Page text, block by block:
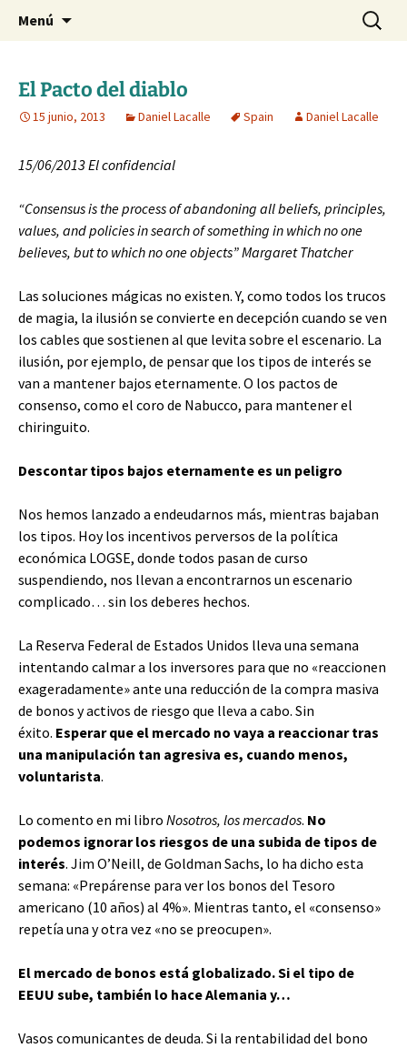
dlacalle.com
Blog de Daniel Lacalle
Menú Buscar:
El Pacto del diablo
15 junio, 2013 Daniel Lacalle Spain Daniel Lacalle
15/06/2013 El confidencial
“Consensus is the process of abandoning all beliefs, principles,
values, and policies in search of something in which no one
believes, but to which no one objects” Margaret Thatcher
Las soluciones mágicas no existen. Y, como todos los trucos
de magia, la ilusión se convierte en decepción cuando se ven
los cables que sostienen al que levita sobre el escenario. La
ilusión, por ejemplo, de pensar que los tipos de interés se
van a mantener bajos eternamente. O los pactos de
consenso, como el coro de Nabucco, para mantener el
chiringuito.
Descontar tipos bajos eternamente es un peligro
Nos hemos lanzado a endeudarnos más, mientras bajaban
los tipos. Hoy los incentivos perversos de la política
económica LOGSE, donde todos pasan de curso
suspendiendo, nos llevan a encontrarnos un escenario
complicado… sin los deberes hechos.
La Reserva Federal de Estados Unidos lleva una semana
intentando calmar a los inversores para que no «reaccionen
exageradamente» ante una reducción de la compra masiva
de bonos y activos de riesgo que lleva a cabo. Sin
éxito. Esperar que el mercado no vaya a reaccionar tras
una manipulación tan agresiva es, cuando menos,
voluntarista.
Lo comento en mi libro Nosotros, los mercados. No
podemos ignorar los riesgos de una subida de tipos de
interés. Jim O’Neill, de Goldman Sachs, lo ha dicho esta
semana: «Prepárense para ver los bonos del Tesoro
americano (10 años) al 4%». Mientras tanto, el «consenso»
repetía una y otra vez «no se preocupen».
El mercado de bonos está globalizado. Si el tipo de
EEUU sube, también lo hace Alemania y…
Vasos comunicantes de deuda. Si la rentabilidad del bono